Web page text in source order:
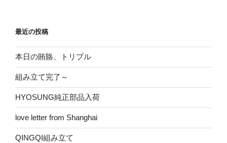
最近の投稿
本日の賄賂、トリプル
組み立て完了～
HYOSUNG純正部品入荷
love letter from Shanghai
QINGQI組み立て